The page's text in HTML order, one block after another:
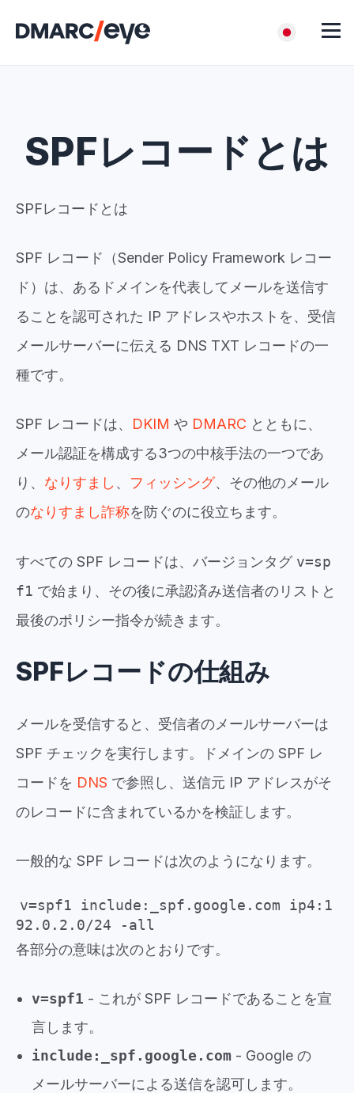
SPFレコードとは
SPFレコードとは
SPF レコード（Sender Policy Framework レコー
ド）は、あるドメインを代表してメールを送信す
ることを認可された IP アドレスやホストを、受信
メールサーバーに伝える DNS TXT レコードの一
種です。
SPF レコードは、 DKIM や DMARC とともに、
メール認証を構成する3つの中核手法の一つであ
り、 なりすまし 、 フィッシング、その他のメール
のなりすまし詐称を防ぐのに役立ちます。
すべての SPF レコードは、バージョンタグ v=sp
f1 で始まり、その後に承認済み送信者のリストと
最後のポリシー指令が続きます。
SPFレコードの仕組み
メールを受信すると、受信者のメールサーバーは
SPF チェックを実行します。ドメインの SPF レ
コードを DNS で参照し、送信元 IP アドレスがそ
のレコードに含まれているかを検証します。
一般的な SPF レコードは次のようになります。
v=spf1 include:_spf.google.com ip4:1
92.0.2.0/24 -all
各部分の意味は次のとおりです。
v=spf1 - これが SPF レコードであることを宣
言します。
include:_spf.google.com- Google の
メールサーバーによる送信を認可します。